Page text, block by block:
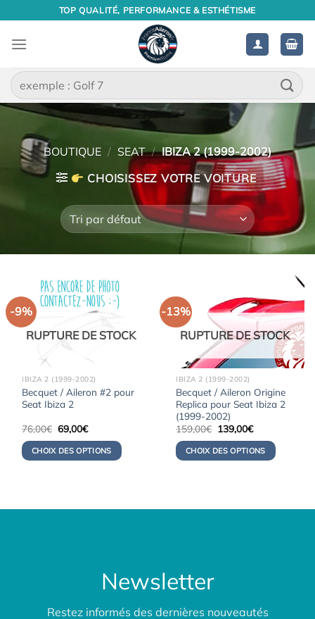
contenu
TOP QUALITÉ, PERFORMANCE & ESTHÉTISME
Recherche
pour :
BOUTIQUE / SEAT / IBIZA 2 (1999-2002)
CHOISISSEZ VOTRE VOITURE
-9%
RUPTURE DE STOCK
IBIZA 2 (1999-2002)
Becquet / Aileron #2 pour
Seat Ibiza 2
76,00€ Le
prix
initial
était :
76,00€.
69,00€Le
actuel
est :
69,00€.
CHOIX DES OPTIONS
-13%
RUPTURE DE STOCK
IBIZA 2 (1999-2002)
Becquet / Aileron Origine
Replica pour Seat Ibiza 2
(1999-2002)
159,00€ Le
initial
était :
159,00€.
139,00€Le
actuel
est :
139,00€.
CHOIX DES OPTIONS
Newsletter
Restez informés des dernières nouveautés